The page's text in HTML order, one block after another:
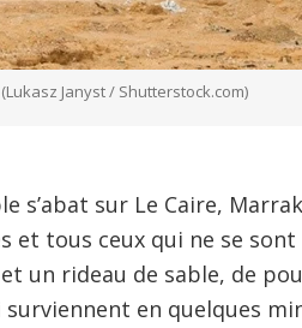
Janyst / Shutterstock.com)
s’abat sur Le Caire,
et tous ceux qui ne se sont
un rideau de sable, de
surviennent en quelques